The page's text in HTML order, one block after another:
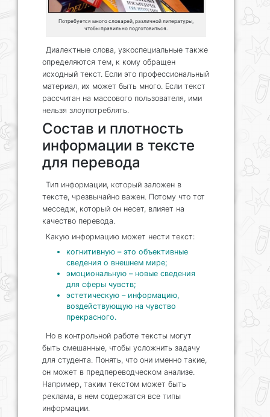
Потребуется много словарей, различной литературы,
чтобы правильно подготовиться.
Диалектные слова, узкоспециальные также
определяются тем, к кому обращен
исходный текст. Если это профессиональный
материал, их может быть много. Если текст
рассчитан на массового пользователя, ими
нельзя злоупотреблять.
Состав и плотность
информации в тексте
для перевода
Тип информации, который заложен в
тексте, чрезвычайно важен. Потому что тот
месседж, который он несет, влияет на
качество перевода.
Какую информацию может нести текст:
когнитивную – это объективные
сведения о внешнем мире;
эмоциональную – новые сведения
для сферы чувств;
эстетическую – информацию,
воздействующую на чувство
прекрасного.
Но в контрольной работе тексты могут
быть смешанные, чтобы усложнить задачу
для студента. Понять, что они именно такие,
он может в предпереводческом анализе.
Например, таким текстом может быть
реклама, в нем содержатся все типы
информации.